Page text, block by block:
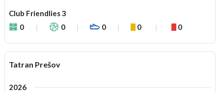
Club Friendlies 3
0
0 0 0 0
Tatran Prešov
2026